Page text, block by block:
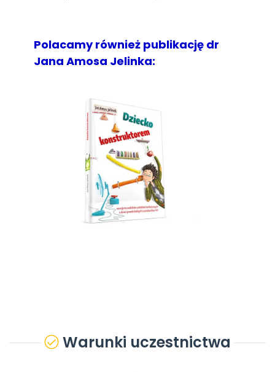
Polacamy również publikację dr
Jana Amosa Jelinka:
Warunki uczestnictwa